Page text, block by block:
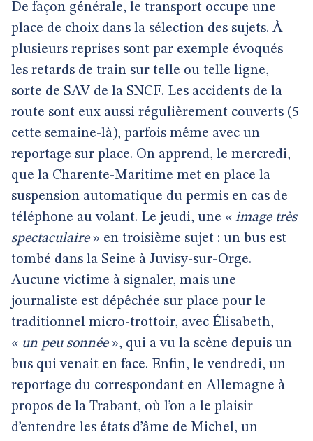
De façon générale, le transport occupe une
place de choix dans la sélection des sujets. À
plusieurs reprises sont par exemple évoqués
les retards de train sur telle ou telle ligne,
sorte de SAV de la SNCF. Les accidents de la
route sont eux aussi régulièrement couverts (5
cette semaine-là), parfois même avec un
reportage sur place. On apprend, le mercredi,
que la Charente-Maritime met en place la
suspension automatique du permis en cas de
téléphone au volant. Le jeudi, une « image très
spectaculaire» en troisième sujet : un bus est
tombé dans la Seine à Juvisy-sur-Orge.
Aucune victime à signaler, mais une
journaliste est dépêchée sur place pour le
traditionnel micro-trottoir, avec Élisabeth,
« un peu sonnée», qui a vu la scène depuis un
bus qui venait en face. Enfin, le vendredi, un
reportage du correspondant en Allemagne à
propos de la Trabant, où l’on a le plaisir
d’entendre les états d’âme de Michel, un